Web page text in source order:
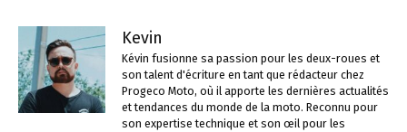
Kevin
Kévin fusionne sa passion pour les deux-roues et
son talent d'écriture en tant que rédacteur chez
Progeco Moto, où il apporte les dernières actualités
et tendances du monde de la moto. Reconnu pour
son expertise technique et son œil pour les